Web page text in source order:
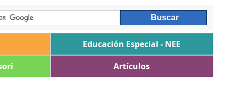
Educación Especial - NEE
Artículos